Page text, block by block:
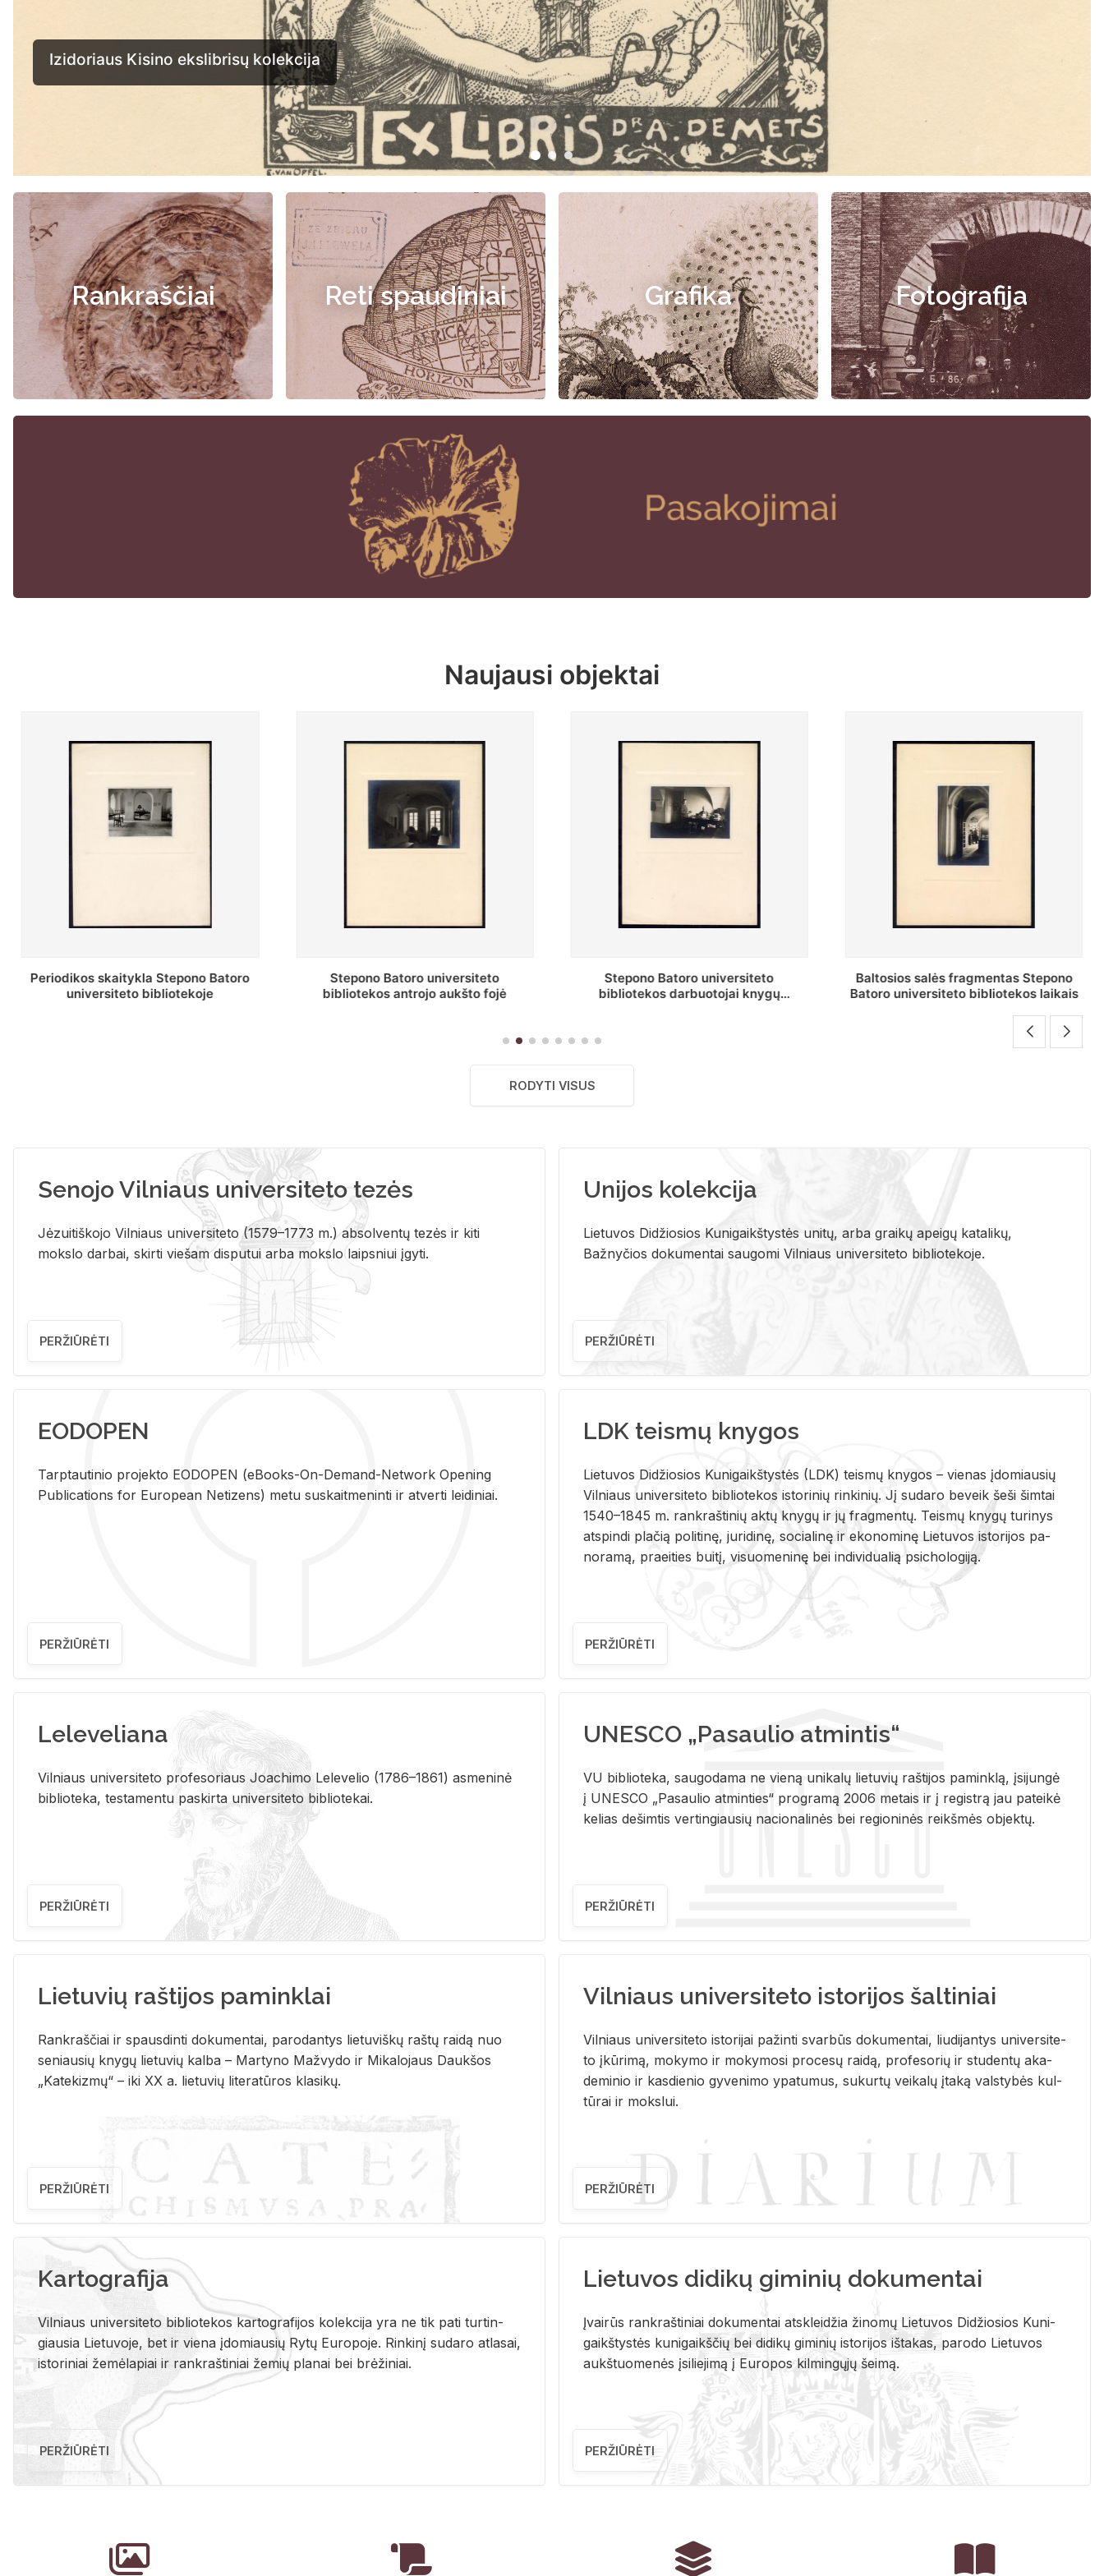
Rankraščiai Reti spaudiniai Grafika Fotografija
Naujausi objektai
Stepono Batoro universiteto
bibliotekos antrojo aukšto fojė
Stepono Batoro universiteto
bibliotekos darbuotojai knygų
Baltosios salės fragmentas Stepono
Batoro universiteto bibliotekos laikais
Stepono Batoro universiteto
bibliotekos Rankraščių skyriaus
RODYTI VISUS
Senojo Vilniaus universiteto tezės
Jėzuitiškojo Vilniaus universiteto (1579–1773 m.) absolventų tezės ir kiti
mokslo darbai, skirti viešam disputui arba mokslo laipsniui įgyti.
PERŽIŪRĖTI
Unijos kolekcija
Lietuvos Didžiosios Kunigaikštystės unitų, arba graikų apeigų katalikų,
Bažnyčios dokumentai saugomi Vilniaus universiteto bibliotekoje.
PERŽIŪRĖTI
EODOPEN
Tarp­tau­ti­nio pro­jek­to EO­DO­PEN (eBo­oks-On-De­mand-Ne­twork Ope­ning
Pub­li­ca­tions for Eu­ro­pe­an Ne­ti­zens) metu su­skait­me­nin­ti ir at­ver­ti lei­di­niai.
PERŽIŪRĖTI
LDK teismų knygos
Lie­tu­vos Di­džio­sios Ku­ni­gaikš­tys­tės (LDK) teis­mų kny­gos – vie­nas įdo­miau­sių
Vil­niaus uni­ver­si­te­to bi­b­lio­te­kos is­to­ri­nių rin­ki­nių. Jį su­da­ro be­veik šeši šim­tai
1540–1845 m. rank­raš­ti­nių aktų kny­gų ir jų frag­men­tų. Teis­mų kny­gų tu­ri­nys
at­spin­di pla­čią po­li­ti­nę, ju­ri­di­nę, so­cia­li­nę ir eko­no­mi­nę Lie­tu­vos is­to­ri­jos pa­
no­ra­mą, pra­ei­ties bui­tį, vi­suo­me­ni­nę bei in­di­vi­dua­lią psi­cho­lo­gi­ją.
PERŽIŪRĖTI
Leleveliana
Vil­niaus uni­ver­si­te­to pro­fe­so­riaus Jo­a­chi­mo Le­le­ve­lio (1786–1861) as­me­ni­nė
bi­b­lio­te­ka, te­sta­men­tu pa­skir­ta uni­ver­si­te­to bi­b­lio­te­kai.
PERŽIŪRĖTI
UNESCO „Pasaulio atmintis“
VU biblioteka, saugodama ne vieną unikalų lietuvių raštijos paminklą, įsijungė
į UNESCO „Pasaulio atminties“ programą 2006 metais ir į registrą jau pateikė
kelias dešimtis vertingiausių nacionalinės bei regioninės reikšmės objektų.
PERŽIŪRĖTI
Lietuvių raštijos paminklai
Rank­raš­čiai ir spaus­din­ti do­ku­men­tai, pa­ro­dan­tys lie­tu­viš­kų raš­tų rai­dą nuo
se­niau­sių kny­gų lie­tu­vių kal­ba – Mar­ty­no Ma­žvy­do ir Mi­ka­lo­jaus Dauk­šos
„Ka­te­kiz­mų“ – iki XX a. lie­tu­vių li­te­ra­tū­ros kla­si­kų.
PERŽIŪRĖTI
Vilniaus universiteto istorijos šaltiniai
Vil­niaus uni­ver­si­te­to is­to­ri­jai pa­žin­ti svar­būs do­ku­men­tai, liu­di­jan­tys uni­ver­si­te­
to įkū­ri­mą, mo­ky­mo ir mo­ky­mo­si pro­ce­sų rai­dą, pro­fe­so­rių ir stu­den­tų aka­
de­mi­nio ir kas­die­nio gy­ve­ni­mo ypa­tu­mus, su­kur­tų vei­ka­lų įta­ką vals­ty­bės kul­
tū­rai ir moks­lui.
PERŽIŪRĖTI
Kartografija
Vil­niaus uni­ver­si­te­to bi­b­lio­te­kos kar­to­gra­fi­jos ko­lek­ci­ja yra ne tik pati tur­tin­
giau­sia Lie­tu­vo­je, bet ir vie­na įdo­miau­sių Rytų Eu­ro­po­je. Rin­ki­nį su­da­ro at­la­sai,
is­to­ri­niai že­mė­la­piai ir rank­raš­ti­niai že­mių pla­nai bei brė­ži­niai.
PERŽIŪRĖTI
Lietuvos didikų giminių dokumentai
Įvai­rūs rank­raš­ti­niai do­ku­men­tai at­sklei­džia ži­no­mų Lie­tu­vos Di­džio­sios Ku­ni­
gaikš­tys­tės ku­ni­gaikš­čių bei di­di­kų gi­mi­nių is­to­ri­jos iš­ta­kas, pa­ro­do Lie­tu­vos
aukš­tuo­me­nės įsi­lie­ji­mą į Eu­ro­pos kil­min­gų­jų šei­mą.
PERŽIŪRĖTI